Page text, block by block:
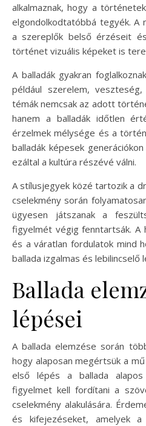
alkalmaznak, hogy a
elgondolkodtatóbbá tegyék. A
a szereplők belső érzéseit
történet vizuális képeket is
A balladák gyakran
például szerelem,
témák nemcsak az adott
hanem a balladák időtlen
érzelmek mélysége és a
balladák képesek
ezáltal a kultúra részévé válni.
A stílusjegyek közé tartozik a
cselekmény során
ügyesen játszanak a
figyelmét végig fenntartsák. A
és a váratlan fordulatok mind
ballada izgalmas és lebilincselő
Ballada
lépései
A ballada elemzése során
hogy alaposan megértsük a
első lépés a ballada alapos
figyelmet kell fordítani a
cselekmény alakulására.
és kifejezéseket, amelyek